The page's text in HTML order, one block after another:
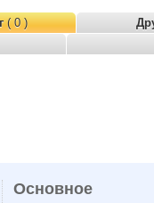
( 0 )
Основное